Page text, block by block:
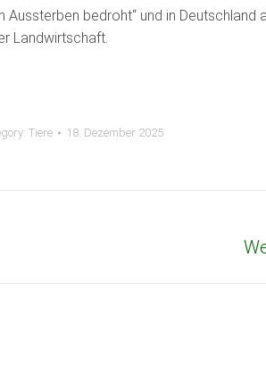
bedroht“ und in Deutschland
Landwirtschaft.
Tiere 18. Dezember 2025